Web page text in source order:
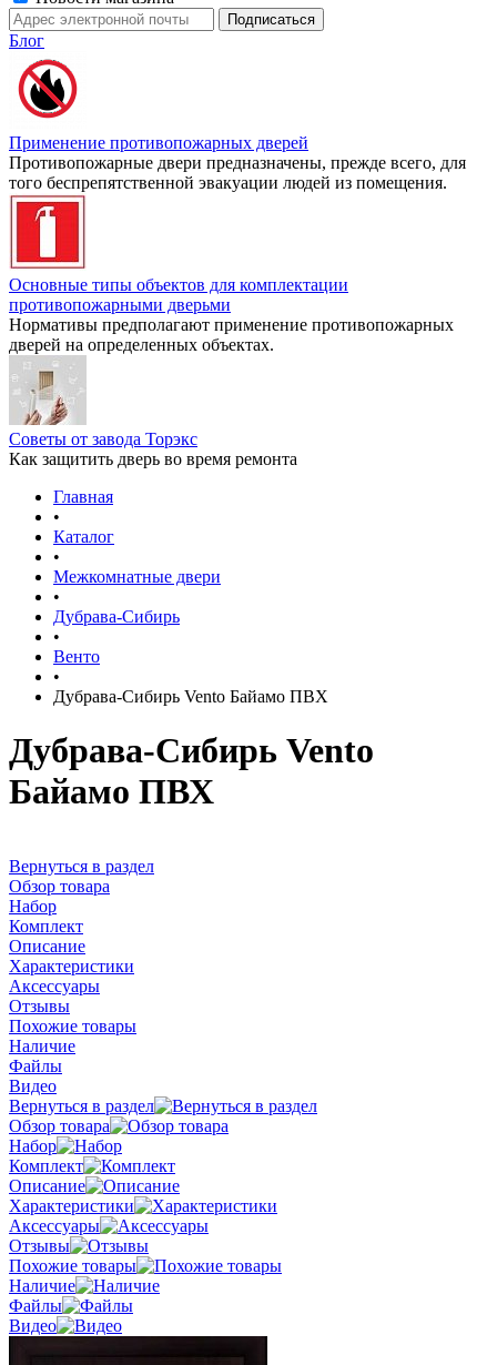
Блог
Применение противопожарных дверей
Противопожарные двери предназначены, прежде всего, для
того беспрепятственной эвакуации людей из помещения.
Основные типы объектов для комплектации
противопожарными дверьми
Нормативы предполагают применение противопожарных
дверей на определенных объектах.
Советы от завода Торэкс
Как защитить дверь во время ремонта
Главная
•
Каталог
•
Межкомнатные двери
•
Дубрава-Сибирь
•
Венто
•
Дубрава-Сибирь Vento Байамо ПВХ
Дубрава-Сибирь Vento
Байамо ПВХ
Вернуться в раздел
Обзор товара
Набор
Комплект
Описание
Характеристики
Аксессуары
Отзывы
Похожие товары
Наличие
Файлы
Видео
Вернуться в раздел
Обзор товара
Набор
Комплект
Описание
Характеристики
Аксессуары
Отзывы
Похожие товары
Наличие
Файлы
Видео